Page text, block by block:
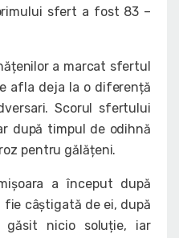
sfert a fost 83 –
a marcat sfertul
afla deja la o diferență
Scorul sfertului
după timpul de odihnă
pentru gălățeni.
a început după
fie câștigată de ei, după
nicio soluție, iar